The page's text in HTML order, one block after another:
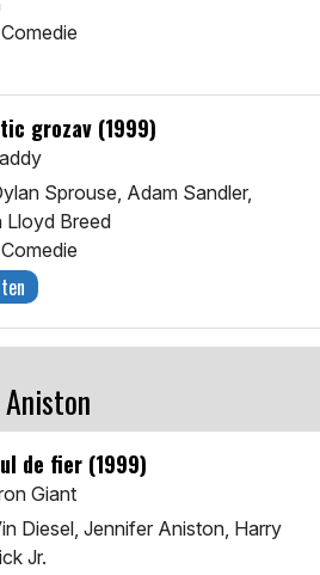
Comedie
grozav (1999)
Sprouse, Adam Sandler,
Lloyd Breed
Comedie
de fier (1999)
Giant
Diesel, Jennifer Aniston, Harry
Jr.